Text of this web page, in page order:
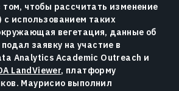
том, чтобы рассчитать изменение
использованием таких
вегетация, данные об
заявку на участие в
Analytics Academic Outreach и
LandViewer, платформу
Маурисио выполнил